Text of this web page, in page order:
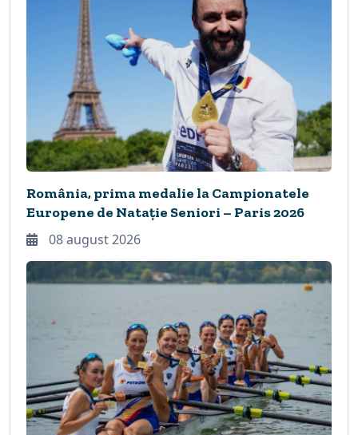
România, prima medalie la Campionatele
Europene de Natație Seniori – Paris 2026
08 august 2026